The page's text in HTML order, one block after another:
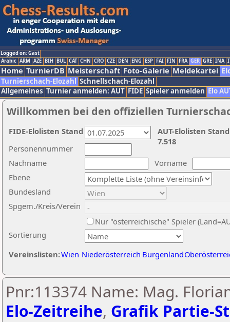
Logged on: Gast
Arabic ARM AZE BIH BUL CAT CHN CRO CZE DEN ENG ESP FAI FIN FRA GER GRE INA
Home TurnierDB Meisterschaft Foto-Galerie Meldekartei
Turnierschach-Elozahl Schnellschach-Elozahl
Allgemeines Turnier anmelden: AUT FIDE Spieler anmelden Elo
Willkommen bei den offiziellen
Nachname
Vorname
Ebene
Sortierung
Personennummer
Bundesland
Spgem./Kreis/Verein
Nur "österreichische" Spieler
Vereinslisten:Wien Niederösterreich Burgenland
AUT-Elolisten
7.518
FIDE-Elolisten Stand
Pnr:113374 Name: Mag.
Elo-Zeitreihe, Grafik Partie-